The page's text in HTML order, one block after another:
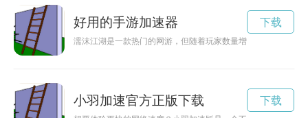
好用的手游加速器
濡沫江湖是一款热门的网游，但随着玩家数量增加，战斗变得
下载
小羽加速官方正版下载 下载